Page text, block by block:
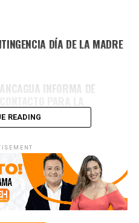
DÍA DE LA MADRE
INFORMA DE
READING